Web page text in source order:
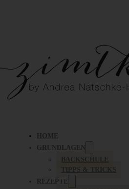
HOME
GRUNDLAGEN
BACKSCHULE
TIPPS & TRICKS
REZEPTE